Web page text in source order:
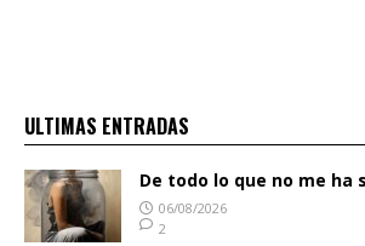
ULTIMAS ENTRADAS
De todo lo que no me ha
06/08/2026
2